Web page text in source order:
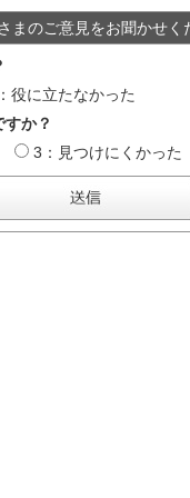
まのご意見をお聞かせく
役に立たなかった
か？
3：見つけにくかった